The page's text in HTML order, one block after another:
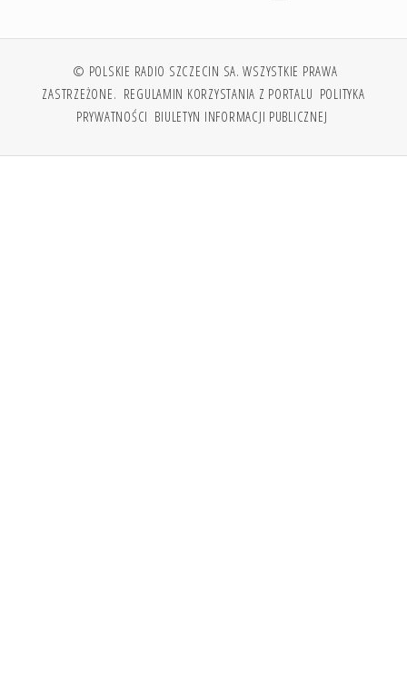
© POLSKIE RADIO SZCZECIN SA. WSZYSTKIE PRAWA
ZASTRZEŻONE. REGULAMIN KORZYSTANIA Z PORTALU POLITYKA
PRYWATNOŚCI BIULETYN INFORMACJI PUBLICZNEJ